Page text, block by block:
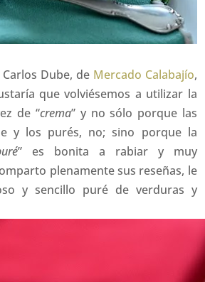
Dube, de Mercado Calabajío,
que volviésemos a utilizar la
de “crema” y no sólo porque las
y los purés, no; sino porque la
” es bonita a rabiar y muy
plenamente sus reseñas, le
y sencillo puré de verduras y